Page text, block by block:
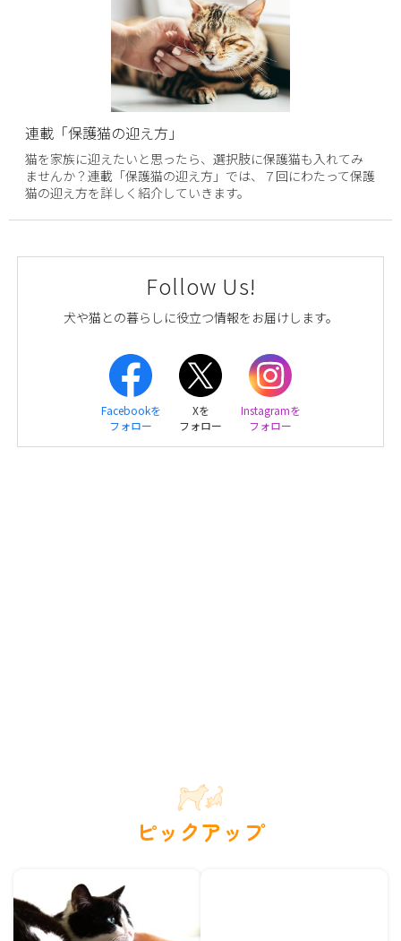
連載「保護猫の迎え方」
猫を家族に迎えたいと思ったら、選択肢に保護猫も入れてみ
ませんか？連載「保護猫の迎え方」では、７回にわたって保護
猫の迎え方を詳しく紹介していきます。
Follow Us!
犬や猫との暮らしに役立つ情報をお届けします。
Facebookを
フォロー
Xを
フォロー
Instagramを
フォロー
ピックアップ